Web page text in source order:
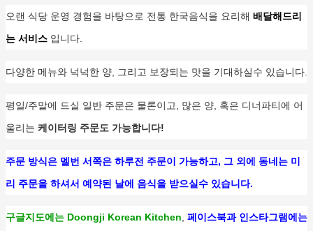
오랜 식당 운영 경험을 바탕으로 전통 한국음식을 요리해 배달해드리
는 서비스 입니다.
다양한 메뉴와 넉넉한 양, 그리고 보장되는 맛을 기대하실수 있습니다.
평일/주말에 드실 일반 주문은 물론이고, 많은 양, 혹은 디너파티에 어
울리는 케이터링 주문도 가능합니다!
주문 방식은 멜번 서쪽은 하루전 주문이 가능하고, 그 외에 동네는 미
리 주문을 하셔서 예약된 날에 음식을 받으실수 있습니다.
구글지도에는 Doongji Korean Kitchen, 페이스북과 인스타그램에는